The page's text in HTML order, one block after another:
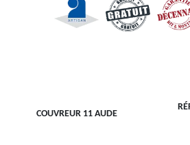
COUVREUR 11 AUDE